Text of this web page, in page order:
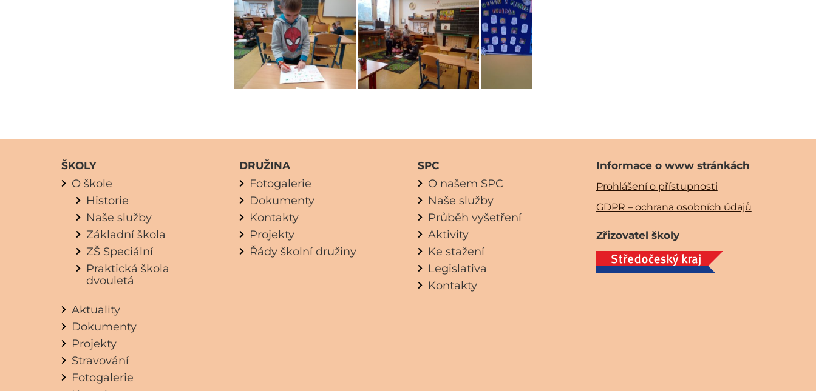
ŠKOLY
O škole
Historie
Naše služby
Základní škola
ZŠ Speciální
Praktická škola
dvouletá
Aktuality
Dokumenty
Projekty
Stravování
Fotogalerie
DRUŽINA
Fotogalerie
Dokumenty
Kontakty
Projekty
Řády školní družiny
SPC
O našem SPC
Naše služby
Průběh vyšetření
Aktivity
Ke stažení
Legislativa
Kontakty
Informace o www stránkách
Prohlášení o přístupnosti
GDPR – ochrana osobních údajů
Zřizovatel školy